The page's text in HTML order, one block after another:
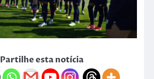
Partilhe esta notícia